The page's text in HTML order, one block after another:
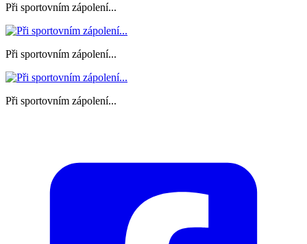
Při sportovním zápolení...
Při sportovním zápolení...
Při sportovním zápolení...